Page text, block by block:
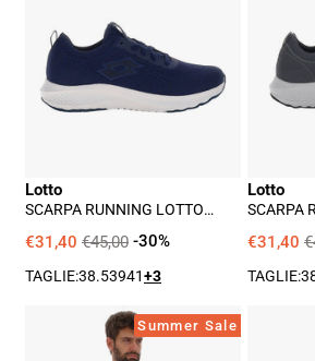
Speedride
1000
Uomo
Lotto
SCARPA RUNNING LOTTO
€31,40 €45,00 -30%
TAGLIE:38.53941+3
Lotto
SCARPA
GRIGIO
€31,40
TAGLIE:
T-
Shirt
Summer Sale